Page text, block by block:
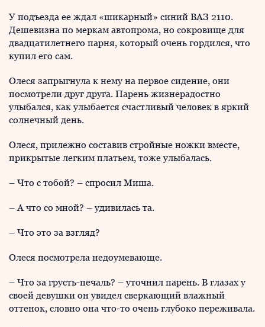
У подъезда ее ждал «шикарный» синий ВАЗ 2110.
Дешевизна по меркам автопрома, но сокровище для
двадцатилетнего парня, который очень гордился, что
купил его сам.
Олеся запрыгнула к нему на первое сидение, они
посмотрели друг друга. Парень жизнерадостно
улыбался, как улыбается счастливый человек в яркий
солнечный день.
Олеся, прилежно составив стройные ножки вместе,
прикрытые легким платьем, тоже улыбалась.
– Что с тобой? – спросил Миша.
– А что со мной? – удивилась та.
– Что это за взгляд?
Олеся посмотрела недоумевающе.
– Что за грусть-печаль? – уточнил парень. В глазах у
своей девушки он увидел сверкающий влажный
оттенок, словно она что-то очень глубоко переживала.